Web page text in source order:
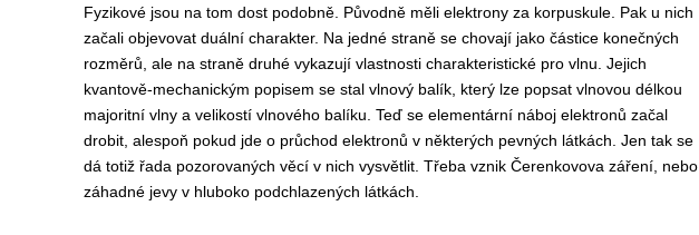
Fyzikové jsou na tom dost podobně. Původně měli elektrony za korpuskule. Pak u nich
začali objevovat duální charakter. Na jedné straně se chovají jako částice konečných
rozměrů, ale na straně druhé vykazují vlastnosti charakteristické pro vlnu. Jejich
kvantově-mechanickým popisem se stal vlnový balík, který lze popsat vlnovou délkou
majoritní vlny a velikostí vlnového balíku. Teď se elementární náboj elektronů začal
drobit, alespoň pokud jde o průchod elektronů v některých pevných látkách. Jen tak se
dá totiž řada pozorovaných věcí v nich vysvětlit. Třeba vznik Čerenkovova záření, nebo
záhadné jevy v hluboko podchlazených látkách.